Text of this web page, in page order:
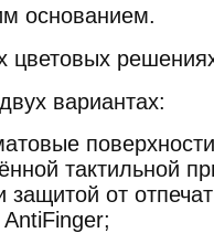
основанием.
цветовых
вариантах:
тактильной
от